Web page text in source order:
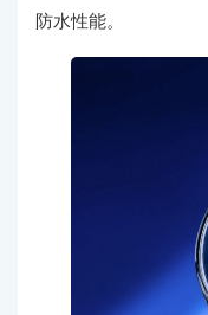
防水性能。